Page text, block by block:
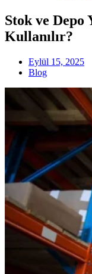
Stok ve Depo
Kullanılır?
Eylül 15, 2025
Blog